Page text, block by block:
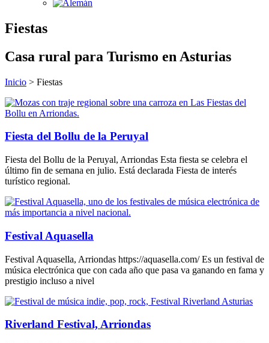
Fiestas
Casa rural para Turismo en Asturias
Inicio > Fiestas
Fiesta del Bollu de la Peruyal
Fiesta del Bollu de la Peruyal, Arriondas Esta fiesta se celebra el
último fin de semana en julio. Está declarada Fiesta de interés
turístico regional.
Festival Aquasella
Festival Aquasella, Arriondas https://aquasella.com/ Es un festival de
música electrónica que con cada año que pasa va ganando en fama y
prestigio incluso a nivel
Riverland Festival, Arriondas